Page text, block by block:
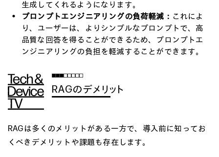
生成してくれるようになります。
プロンプトエンジニアリングの負荷軽減： これによ
り、ユーザーは、よりシンプルなプロンプトで、高
品質な回答を得ることができるため、プロンプトエ
ンジニアリングの負担を軽減することができます。
RAGのデメリット
RAGは多くのメリットがある一方で、導入前に知ってお
くべきデメリットや課題も存在します。